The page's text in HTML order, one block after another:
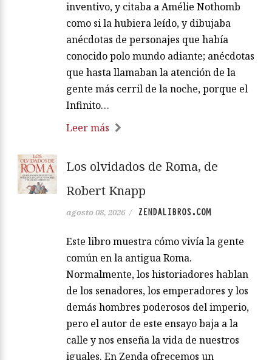
inventivo, y citaba a Amélie Nothomb
como si la hubiera leído, y dibujaba
anécdotas de personajes que había
conocido polo mundo adiante; anécdotas
que hasta llamaban la atención de la
gente más cerril de la noche, porque el
Infinito…
Leer más
Los olvidados de Roma, de
Robert Knapp
agosto 08, 2026 / ZENDALIBROS.COM
Este libro muestra cómo vivía la gente
común en la antigua Roma.
Normalmente, los historiadores hablan
de los senadores, los emperadores y los
demás hombres poderosos del imperio,
pero el autor de este ensayo baja a la
calle y nos enseña la vida de nuestros
iguales. En Zenda ofrecemos un